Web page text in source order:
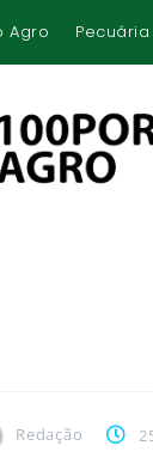
Agro Pecuária
Redação